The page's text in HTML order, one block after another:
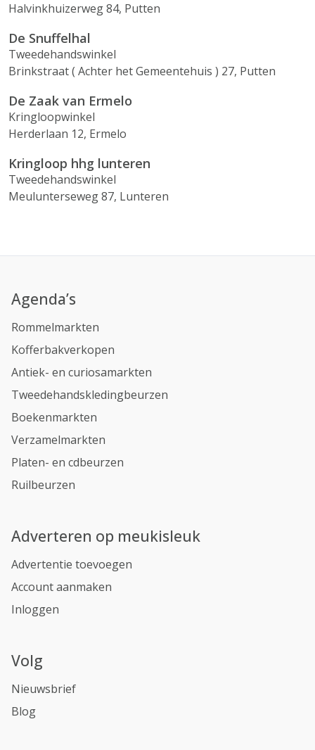
Halvinkhuizerweg 84, Putten
De Snuffelhal
Tweedehandswinkel
Brinkstraat ( Achter het Gemeentehuis ) 27, Putten
De Zaak van Ermelo
Kringloopwinkel
Herderlaan 12, Ermelo
Kringloop hhg lunteren
Tweedehandswinkel
Meulunterseweg 87, Lunteren
Agenda’s
Rommelmarkten
Kofferbakverkopen
Antiek- en curiosamarkten
Tweedehandskledingbeurzen
Boekenmarkten
Verzamelmarkten
Platen- en cdbeurzen
Ruilbeurzen
Adverteren op meukisleuk
Advertentie toevoegen
Account aanmaken
Inloggen
Volg
Nieuwsbrief
Blog